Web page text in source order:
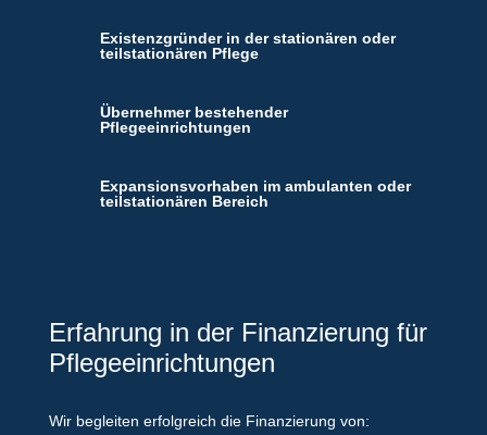
Existenzgründer in der stationären oder
teilstationären Pflege
Übernehmer bestehender
Pflegeeinrichtungen
Expansionsvorhaben im ambulanten oder
teilstationären Bereich
Erfahrung in der Finanzierung für
Pflegeeinrichtungen
Wir begleiten erfolgreich die Finanzierung von: